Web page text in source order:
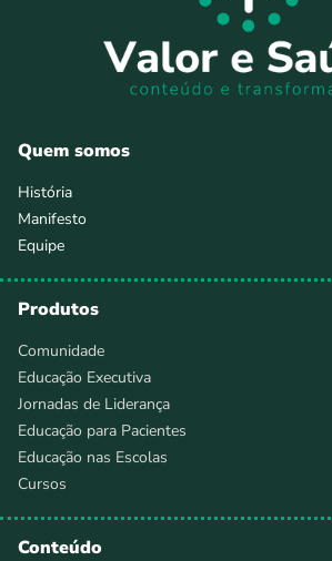
Quem somos
História
Manifesto
Equipe
Produtos
Comunidade
Educação Executiva
Jornadas de Liderança
Educação para Pacientes
Educação nas Escolas
Cursos
Conteúdo